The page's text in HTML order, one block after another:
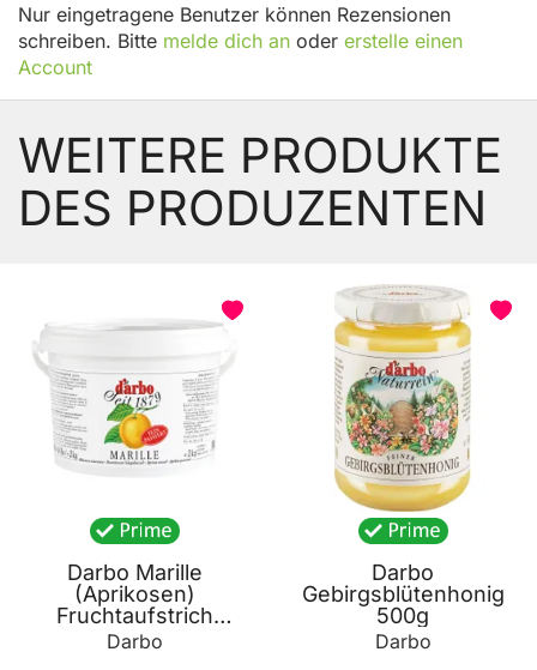
Nur eingetragene Benutzer können Rezensionen
schreiben. Bitte melde dich an oder erstelle einen
Account
WEITERE PRODUKTE
DES PRODUZENTEN
Darbo Marille
(Aprikosen)
Fruchtaufstrich
passiert 2000g
Darbo
Darbo
Gebirgsblütenhonig
500g
Darbo